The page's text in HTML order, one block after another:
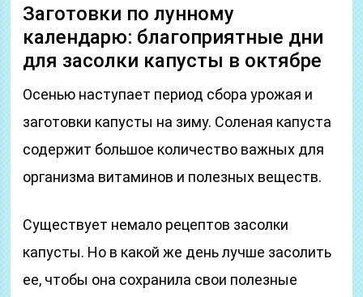
Заготовки по лунному
календарю: благоприятные дни
для засолки капусты в октябре
Осенью наступает период сбора урожая и
заготовки капусты на зиму. Соленая капуста
содержит большое количество важных для
организма витаминов и полезных веществ.
Существует немало рецептов засолки
капусты. Но в какой же день лучше засолить
ее, чтобы она сохранила свои полезные